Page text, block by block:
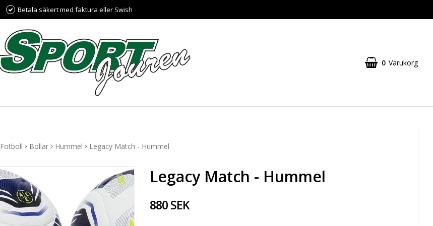
Betala säkert med faktura eller Swish
0 Varukorg
Fotboll Bollar Hummel Legacy Match - Hummel
Legacy Match - Hummel
880 SEK